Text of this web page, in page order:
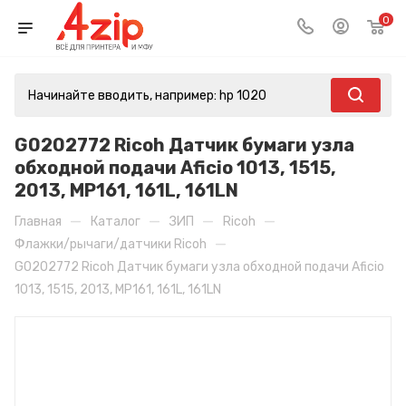
0
G0202772 Ricoh Датчик бумаги узла
обходной подачи Aficio 1013, 1515,
2013, MP161, 161L, 161LN
Главная — Каталог — ЗИП — Ricoh —
Флажки/рычаги/датчики Ricoh —
G0202772 Ricoh Датчик бумаги узла обходной подачи Aficio
1013, 1515, 2013, MP161, 161L, 161LN